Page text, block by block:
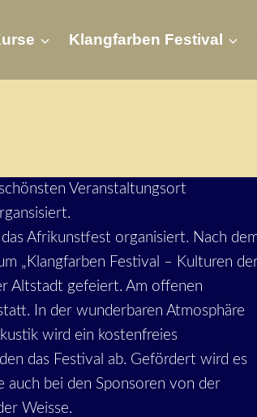
Klangfarben Festival
Veranstaltungsort
Afrikunstfest organisiert. Nach
„Klangfarben Festival – Kulturen
Altstadt gefeiert. Am offenen
In der wunderbaren Atmosphäre
wird ein kostenfreies
das Festival ab. Gefördert wird es
auch bei den Sponsoren von der
Weisse.